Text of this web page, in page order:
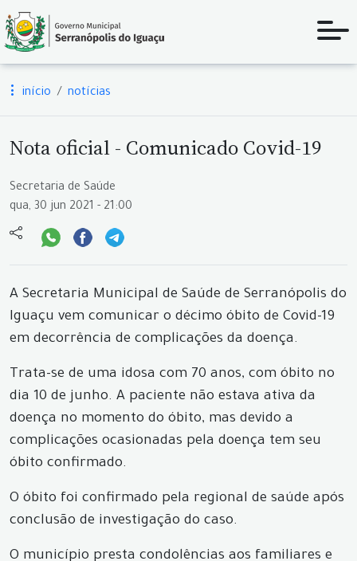
início notícias
Nota oficial - Comunicado Covid-19
Secretaria de Saúde
qua, 30 jun 2021 - 21:00
A Secretaria Municipal de Saúde de Serranópolis do
Iguaçu vem comunicar o décimo óbito de Covid-19
em decorrência de complicações da doença.
Trata-se de uma idosa com 70 anos, com óbito no
dia 10 de junho. A paciente não estava ativa da
doença no momento do óbito, mas devido a
complicações ocasionadas pela doença tem seu
óbito confirmado.
O óbito foi confirmado pela regional de saúde após
conclusão de investigação do caso.
O município presta condolências aos familiares e